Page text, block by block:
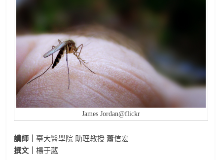
James Jordan@flickr
講師｜ 臺大醫學院 助理教授 蕭信宏
撰文｜楊于葳